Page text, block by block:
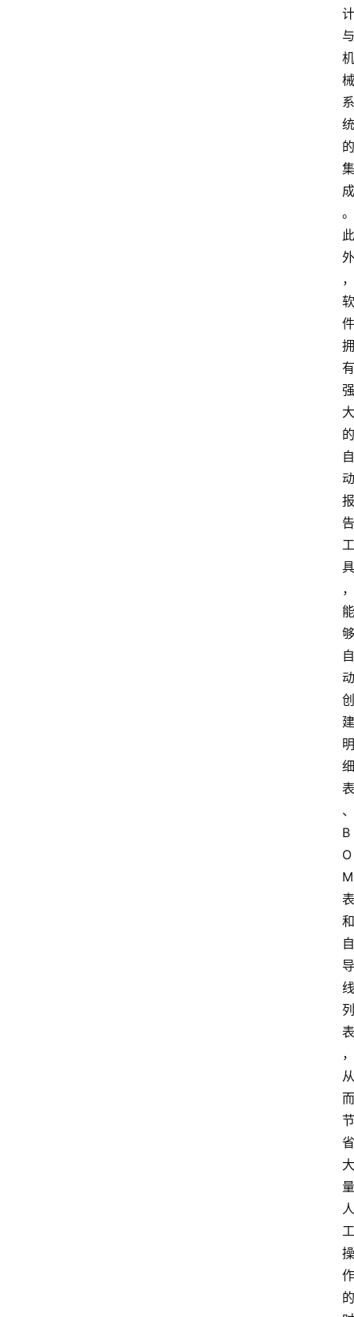
计
与
机
械
系
统
的
集
成
。
此
外
，
软
件
拥
有
强
大
的
自
动
报
告
工
具
，
能
够
自
动
创
建
明
细
表
、
B
O
M
表
和
自
导
线
列
表
，
从
而
节
省
大
量
人
工
操
作
的